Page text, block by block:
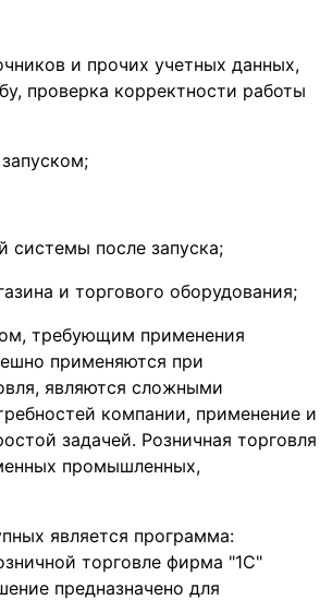
и прочих учетных данных,
проверка корректности работы
системы после запуска;
и торгового оборудования;
требующим применения
применяются при
являются сложными
компании, применение и
задачей. Розничная торговля
промышленных,
является программа:
торговле фирма "1С"
предназначено для